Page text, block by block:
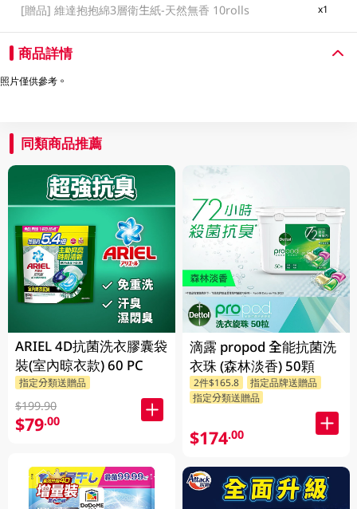
[贈品]維達抱抱綿3層衛生紙-天然無香 10rolls x1
商品詳情
照片僅供參考。
同類商品推薦
ARIEL 4D抗菌洗衣膠囊袋
裝(室內晾衣款) 60 PC
指定分類送贈品
$199.90
$79.00
滴露 propod 全能抗菌洗
衣珠 (森林淡香) 50顆
2件$165.8
指定品牌送贈品
指定分類送贈品
$174.00